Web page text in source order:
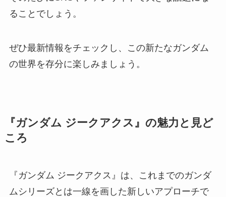
ることでしょう。
ぜひ最新情報をチェックし、この新たなガンダム
の世界を存分に楽しみましょう。
『ガンダム ジークアクス』の魅力と見ど
ころ
『ガンダム ジークアクス』は、これまでのガンダ
ムシリーズとは一線を画した新しいアプローチで